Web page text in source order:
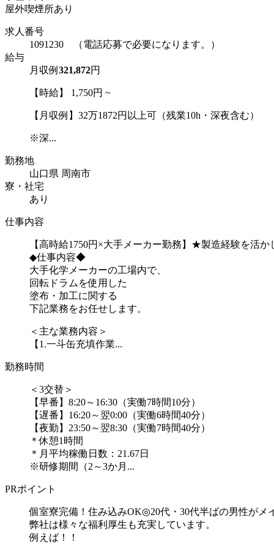
屋外喫煙所あり
求人番号
1091230 （電話応募で必要になります。）
給与
月収例 321,872円
【時給】 1,750円 ~
【月収例】32万1872円以上可（残業10h・深夜含む）
※深...
勤務地
山口県 周南市
寮・社宅
あり
仕事内容
【高時給1750円×大手メーカー勤務】★製造経験を活か
◆仕事内容◆
大手化学メーカーの工場内で、
回転ドラムを使用した
塗布・加工に関する
下記業務をお任せします。
＜主な業務内容＞
【1.一斗缶充填作業...
勤務時間
＜3交替＞
【早番】8:20～16:30（実働7時間10分）
【遅番】16:20～翌0:00（実働6時間40分）
【夜勤】23:50～翌8:30（実働7時間40分）
＊休憩1時間
＊月平均稼働日数：21.67日
※研修期間（2～3か月...
PRポイント
個室寮完備！住み込みOK◎20代・30代半ばの男性がメ
弊社は様々な福利厚生も充実しています。
例えば！！